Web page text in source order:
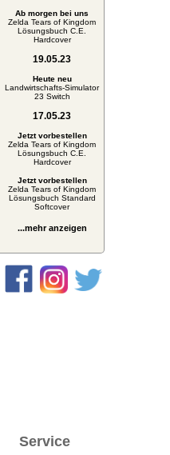
Ab morgen bei uns
Zelda Tears of Kingdom
Lösungsbuch C.E.
Hardcover
19.05.23
Heute neu
Landwirtschafts-Simulator
23 Switch
17.05.23
Jetzt vorbestellen
Zelda Tears of Kingdom
Lösungsbuch C.E.
Hardcover
Jetzt vorbestellen
Zelda Tears of Kingdom
Lösungsbuch Standard
Softcover
...mehr anzeigen
Service